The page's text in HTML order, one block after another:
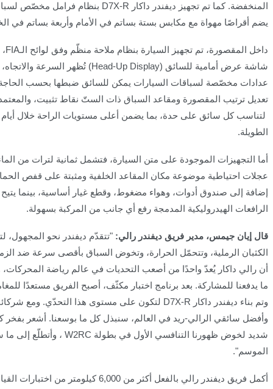
المنخفضة. كما تم تجهيز ديفندر داكار D7X-R بنظام فرامل مخصّص
يضم أقراصًا مهواة مع مكابس بستة بساتم في الأمام وأربعة بساتم في
داخل المقصورة، تم تجهيز السيارة بنظام ملاحة منظّم وفق لوائح الـFIA
شاشة عرض أمامية للسائق (Head-Up Display) تُظهر السرعة
عدادات مخصّصة لسباقات السيارات يمكن للسائق ضبطها بحسب
تعديل ترتيب المقصورة ومقاعد السباق ذات الستّ نقاط تثبيت،
لتناسب كل سائق على حدة، بما يضمن أعلى مستويات الراحة خلال أيام
الطويلة.
أما التجهيزات الموجودة على متن السيارة، فتشمل ثمانية لترات من
عجلات احتياطية موضوعة مكان المقاعد الخلفية ومثبتة على قفص
إضافة إلى صندوق أدوات، وهواء مضغوط، وقطع غيار أساسية، بينما
الرافعات الهيدروليكية المدمجة رفع أي جانب من المركبة بسهولة.
قال إيان جيمس، مدير فريق ديفندر رالي:
"تتقدّم ديفندر نحو المجهول،
الكثبان الرملية، وتتحمّل الحرارة، وتخوض السباق بأقصى سرعة ضد
أن رالي داكار يُعدّ واحدًا من أصعب التحديات في عالم رياضة المحركات،
ما يدفعنا للمشاركة. بعد برنامج اختبار مكثّف، أصبح الفريق مستعدًا
وتم بناء ديفندر داكار D7X-R لتكون على مستوى هذا التحدّي. ومع
وأفضل سائقي الرالي-ريد في العالم، سنبذل كل ما بوسعنا.
أشعر بفخر
شديد لخوض ظهورنا التنافسي الأول في بطولة W2RC ، وأتطلّع إلى ما
الموسم."
أكمل فريق ديفندر رالي بالفعل أكثر من 6,000 كيلومتر من